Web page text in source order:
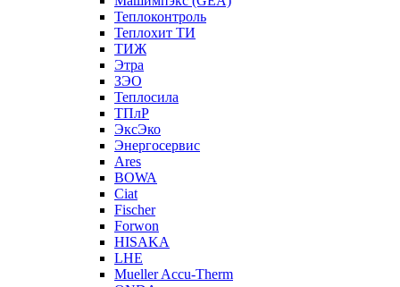
Теплоконтроль
Теплохит ТИ
ТИЖ
Этра
ЗЭО
Теплосила
ТПлР
ЭксЭко
Энергосервис
Ares
BOWA
Ciat
Fischer
Forwon
HISAKA
LHE
Mueller Accu-Therm